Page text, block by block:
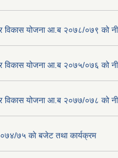
विकास योजना आ.ब २०७८/०७९ को
विकास योजना आ.ब २०७५/०७६ को
विकास योजना आ.ब २०७७/०७८ को
७५ काे बजेट तथा कार्यक्रम